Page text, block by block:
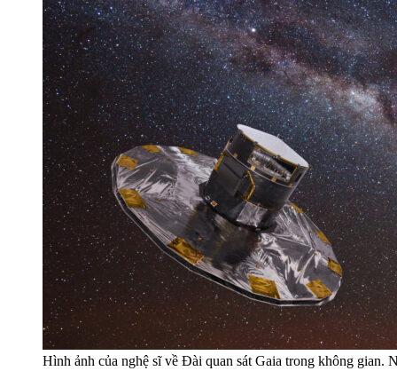
Hình ảnh của nghệ sĩ về Đài quan sát Gaia trong không gian.